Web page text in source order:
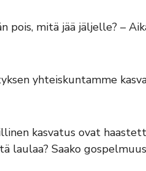
pois, mitä jää jäljelle? –
yhteiskuntamme
kasvatus ovat
laulaa? Saako